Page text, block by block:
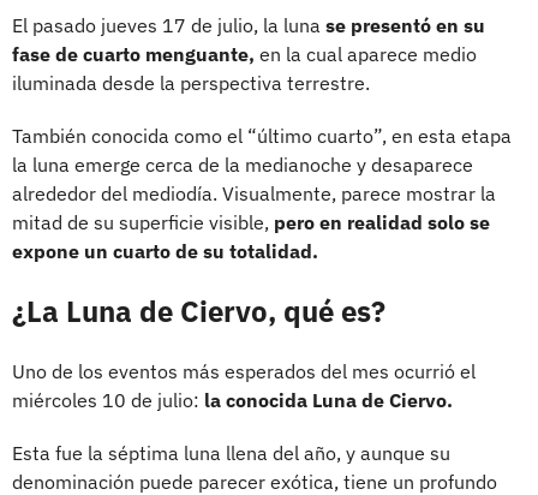
El pasado jueves 17 de julio, la luna se presentó en su
fase de cuarto menguante, en la cual aparece medio
iluminada desde la perspectiva terrestre.
También conocida como el “último cuarto”, en esta etapa
la luna emerge cerca de la medianoche y desaparece
alrededor del mediodía. Visualmente, parece mostrar la
mitad de su superficie visible, pero en realidad solo se
expone un cuarto de su totalidad.
¿La Luna de Ciervo, qué es?
Uno de los eventos más esperados del mes ocurrió el
miércoles 10 de julio: la conocida Luna de Ciervo.
Esta fue la séptima luna llena del año, y aunque su
denominación puede parecer exótica, tiene un profundo